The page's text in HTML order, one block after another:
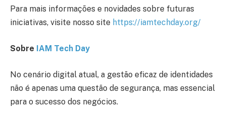
Para mais informações e novidades sobre futuras
iniciativas, visite nosso site https://iamtechday.org/
Sobre IAM Tech Day
No cenário digital atual, a gestão eficaz de identidades
não é apenas uma questão de segurança, mas essencial
para o sucesso dos negócios.